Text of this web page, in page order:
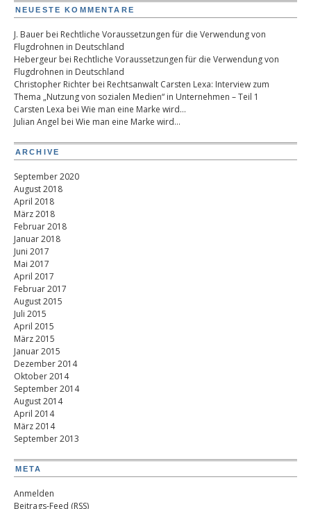
NEUESTE KOMMENTARE
J. Bauer bei Rechtliche Voraussetzungen für die Verwendung von
Flugdrohnen in Deutschland
Hebergeur bei Rechtliche Voraussetzungen für die Verwendung von
Flugdrohnen in Deutschland
Christopher Richter bei Rechtsanwalt Carsten Lexa: Interview zum
Thema „Nutzung von sozialen Medien“ in Unternehmen – Teil 1
Carsten Lexa bei Wie man eine Marke wird…
Julian Angel bei Wie man eine Marke wird…
ARCHIVE
September 2020
August 2018
April 2018
März 2018
Februar 2018
Januar 2018
Juni 2017
Mai 2017
April 2017
Februar 2017
August 2015
Juli 2015
April 2015
März 2015
Januar 2015
Dezember 2014
Oktober 2014
September 2014
August 2014
April 2014
März 2014
September 2013
META
Anmelden
Beitrags-Feed (RSS)